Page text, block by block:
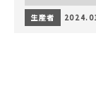
生産者